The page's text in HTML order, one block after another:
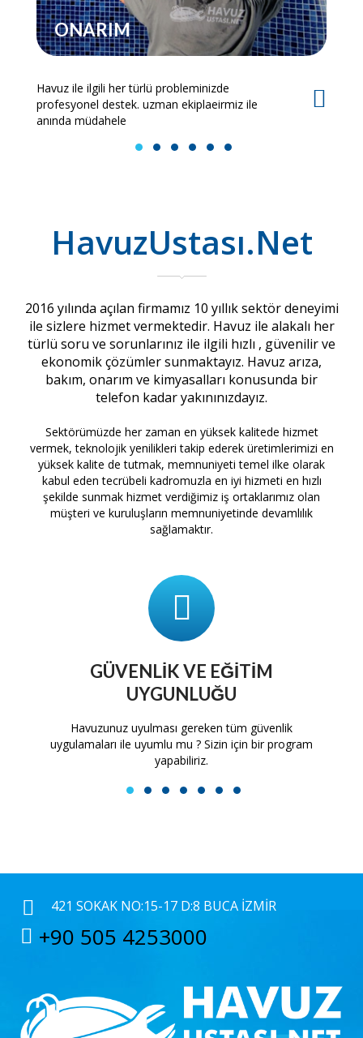
ONARIM
Havuz ile ilgili her türlü probleminizde
profesyonel destek. uzman ekiplaeirmiz ile
anında müdahele
1 2 3 4 5 6
HavuzUstası.Net
2016 yılında açılan firmamız 10 yıllık sektör deneyimi
ile sizlere hizmet vermektedir. Havuz ile alakalı her
türlü soru ve sorunlarınız ile ilgili hızlı , güvenilir ve
ekonomik çözümler sunmaktayız. Havuz arıza,
bakım, onarım ve kimyasalları konusunda bir
telefon kadar yakınınızdayız.
Sektörümüzde her zaman en yüksek kalitede hizmet
vermek, teknolojik yenilikleri takip ederek üretimlerimizi en
yüksek kalite de tutmak, memnuniyeti temel ilke olarak
kabul eden tecrübeli kadromuzla en iyi hizmeti en hızlı
şekilde sunmak hizmet verdiğimiz iş ortaklarımız olan
müşteri ve kuruluşların memnuniyetinde devamlılık
sağlamaktır.
GÜVENLIK VE EĞITIM
UYGUNLUĞU
Havuzunuz uyulması gereken tüm güvenlik
uygulamaları ile uyumlu mu ? Sizin için bir program
yapabiliriz.
1 2 3 4 5 6 7
421 SOKAK NO:15-17 D:8 BUCA İZMIR
+90 505 4253000